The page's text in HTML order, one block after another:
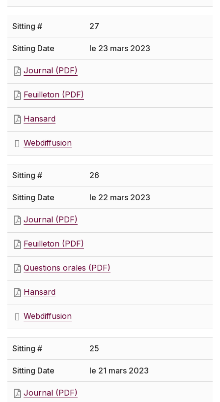
27
le 23 mars 2023
Journal (PDF)
Feuilleton (PDF)
Hansard
Webdiffusion
26
le 22 mars 2023
Journal (PDF)
Feuilleton (PDF)
Questions orales (PDF)
Hansard
Webdiffusion
25
le 21 mars 2023
Journal (PDF)